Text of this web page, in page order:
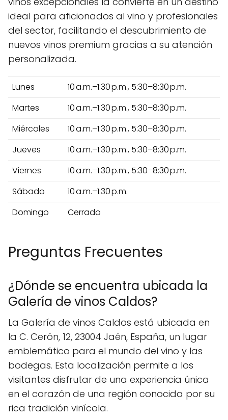
ideal para aficionados al vino y profesionales
del sector, facilitando el descubrimiento de
nuevos vinos premium gracias a su atención
personalizada.
Lunes
10 a.m.–1:30 p.m., 5:30–8:30 p.m.
Martes
10 a.m.–1:30 p.m., 5:30–8:30 p.m.
Miércoles
10 a.m.–1:30 p.m., 5:30–8:30 p.m.
Jueves
10 a.m.–1:30 p.m., 5:30–8:30 p.m.
Viernes
10 a.m.–1:30 p.m., 5:30–8:30 p.m.
Sábado
10 a.m.–1:30 p.m.
Domingo
Cerrado
Preguntas Frecuentes
¿Dónde se encuentra ubicada la
Galería de vinos Caldos?
La Galería de vinos Caldos está ubicada en
la C. Cerón, 12, 23004 Jaén, España, un lugar
emblemático para el mundo del vino y las
bodegas. Esta localización permite a los
visitantes disfrutar de una experiencia única
en el corazón de una región conocida por su
rica tradición vinícola.